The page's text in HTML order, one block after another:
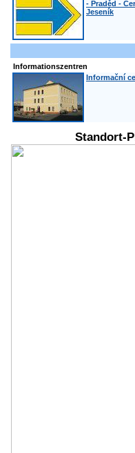
- Praděd -
Jeseník
Informationszentren
Informační
Standort-